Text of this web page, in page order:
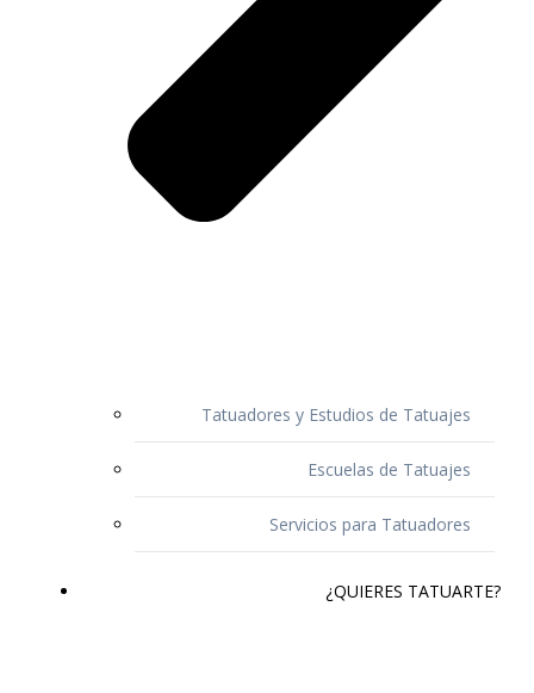
Tatuadores y Estudios de Tatuajes
Escuelas de Tatuajes
Servicios para Tatuadores
¿QUIERES TATUARTE?